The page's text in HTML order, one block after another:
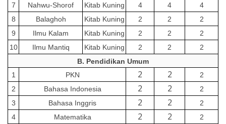
7
Nahwu-Shorof Kitab Kuning 4 4
4
8
Balaghoh Kitab Kuning 2 2
2
9
Ilmu Kalam Kitab Kuning 2 2
2
10
Ilmu Mantiq Kitab Kuning 2 2
2
B. Pendidikan Umum
1
PKN 2 2
2
2
Bahasa Indonesia 2 2
2
3
Bahasa Inggris 2 2
2
4
Matematika 2 2
2